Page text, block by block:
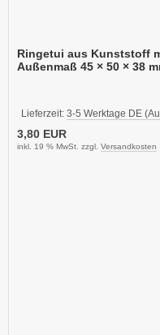
Ringetui aus Kunststoff
Außenmaß 45 × 50 × 38
Lieferzeit: 3-5 Werktage DE
3,80 EUR
inkl. 19 % MwSt. zzgl. Versandkosten